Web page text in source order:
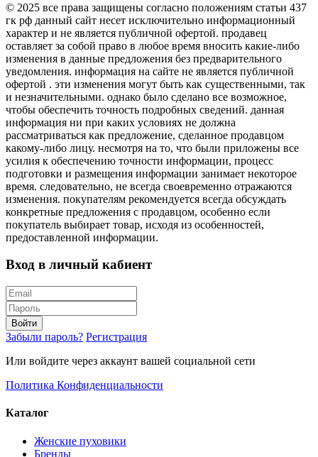
© 2025 все права защищены согласно положениям статьи 437
гк рф данный сайт несет исключительно информационный
характер и не является публичной офертой. продавец
оставляет за собой право в любое время вносить какие-либо
изменения в данные предложения без предварительного
уведомления. информация на сайте не является публичной
офертой . эти изменения могут быть как существенными, так
и незначительными. однако было сделано все возможное,
чтобы обеспечить точность подробных сведений. данная
информация ни при каких условиях не должна
рассматриваться как предложение, сделанное продавцом
какому-либо лицу. несмотря на то, что были приложены все
усилия к обеспечению точности информации, процесс
подготовки и размещения информации занимает некоторое
время. следовательно, не всегда своевременно отражаются
изменения. покупателям рекомендуется всегда обсуждать
конкретные предложения с продавцом, особенно если
покупатель выбирает товар, исходя из особенностей,
предоставленной информации.
Вход в личный кабиент
Войти
Забыли пароль? Регистрация
Или войдите через аккаунт вашей социальной сети
Политика Конфиденциальности
Каталог
Женские пуховики
Бренды